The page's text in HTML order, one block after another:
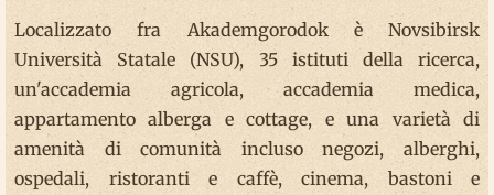
Localizzato fra Akademgorodok è Novsibirsk
Università Statale (NSU), 35 istituti della ricerca,
un'accademia agricola, accademia medica,
appartamento alberga e cottage, e una varietà di
amenità di comunità incluso negozi, alberghi,
ospedali, ristoranti e caffè, cinema, bastoni e